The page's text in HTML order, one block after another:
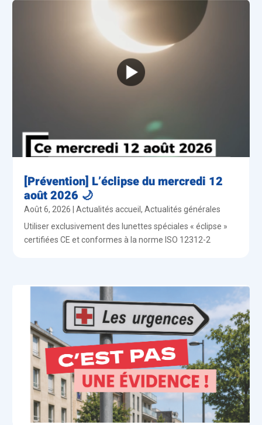
[Prévention] L’éclipse du mercredi 12
août 2026 🌙
Août 6, 2026 |Actualités accueil,Actualités générales
Utiliser exclusivement des lunettes spéciales « éclipse »
certifiées CE et conformes à la norme ISO 12312-2